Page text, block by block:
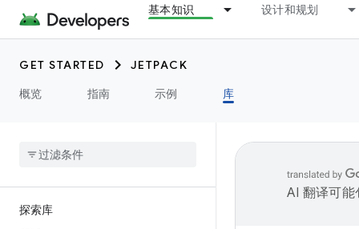
基本知识 设计和规划
GET STARTED
JETPACK
概览
指南 示例 库
探索库
AI 翻译可能